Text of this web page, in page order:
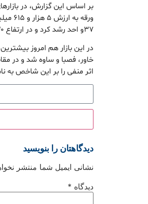
۳۷و احد رشد کرد و در ارتفاع ۲۰ هزار و ۹۴۴و احد قرار گرفت.
در این بازار هم امروز
خاور، فصبا و ساوه شد و در
اثر منفی را بر این شاخص به
دیدگاهتان را بنویسید
نشانی ایمیل شما منتشر
دیدگاه *